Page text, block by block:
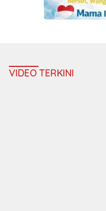
VIDEO TERKINI